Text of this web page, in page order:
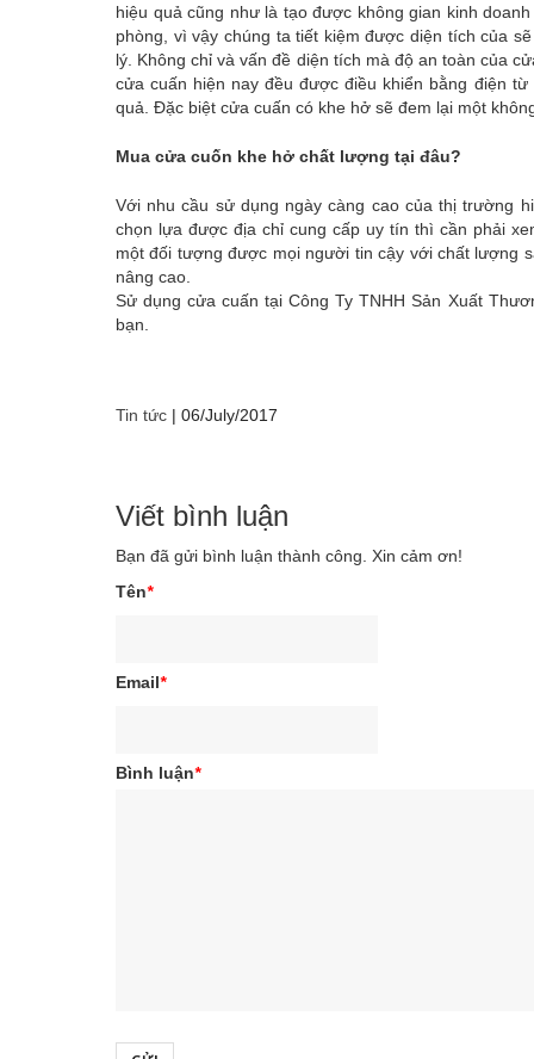
hiệu quả cũng như là tạo được không gian kinh
phòng, vì vậy chúng ta tiết kiệm được diện tích của
lý. Không chỉ và vấn đề diện tích mà độ an toàn của
cửa cuấn hiện nay đều được điều khiển bằng điện
quả. Đặc biệt cửa cuấn có khe hở sẽ đem lại một
Mua cửa cuốn khe hở chất lượng tại đâu?
Với nhu cầu sử dụng ngày càng cao của thị trường
chọn lựa được địa chỉ cung cấp uy tín thì cần phải
một đối tượng được mọi người tin cậy với chất lượng
nâng cao.
Sử dụng cửa cuấn tại Công Ty TNHH Sản Xuất
bạn.
Tin tức | 06/July/2017
Viết bình luận
Bạn đã gửi bình luận thành công. Xin cảm ơn!
Tên*
Email*
Bình luận*